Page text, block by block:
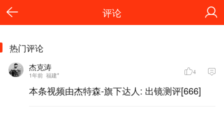
评论
热门评论
杰克涛
1年前 福建* 4
本条视频由杰特森-旗下达人: 出镜测评[666]